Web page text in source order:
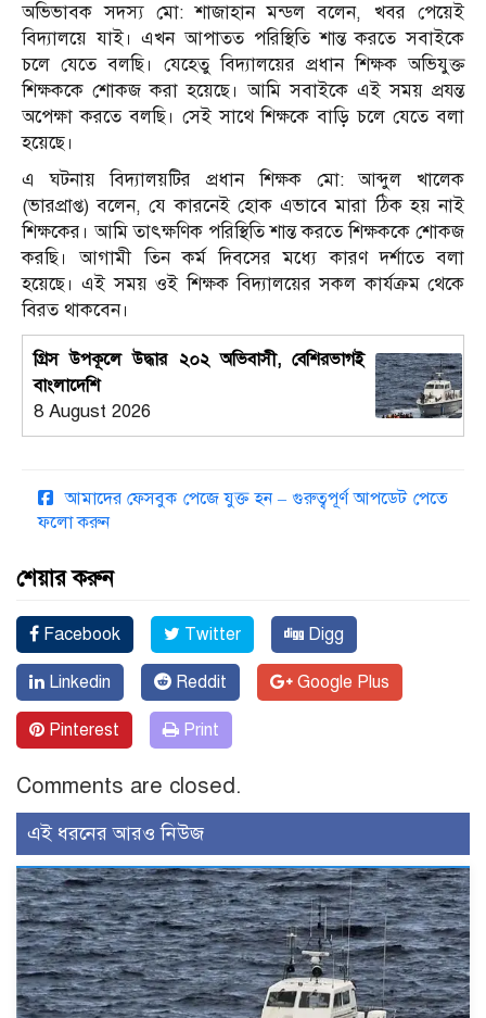
অভিভাবক সদস্য মো: শাজাহান মন্ডল বলেন, খবর পেয়েই
বিদ্যালয়ে যাই। এখন আপাতত পরিস্থিতি শান্ত করতে সবাইকে
চলে যেতে বলছি। যেহেতু বিদ্যালয়ের প্রধান শিক্ষক অভিযুক্ত
শিক্ষককে শোকজ করা হয়েছে। আমি সবাইকে এই সময় প্রযন্ত
অপেক্ষা করতে বলছি। সেই সাথে শিক্ষকে বাড়ি চলে যেতে বলা
হয়েছে।
এ ঘটনায় বিদ্যালয়টির প্রধান শিক্ষক মো: আব্দুল খালেক
(ভারপ্রাপ্ত) বলেন, যে কারনেই হোক এভাবে মারা ঠিক হয় নাই
শিক্ষকের। আমি তাৎক্ষণিক পরিস্থিতি শান্ত করতে শিক্ষককে শোকজ
করছি। আগামী তিন কর্ম দিবসের মধ্যে কারণ দর্শাতে বলা
হয়েছে। এই সময় ওই শিক্ষক বিদ্যালয়ের সকল কার্যক্রম থেকে
বিরত থাকবেন।
গ্রিস উপকূলে উদ্ধার ২০২ অভিবাসী, বেশিরভাগই
বাংলাদেশি
8 August 2026
আমাদের ফেসবুক পেজে যুক্ত হন – গুরুত্বপূর্ণ আপডেট পেতে
ফলো করুন
শেয়ার করুন
Facebook Twitter Digg
Linkedin Reddit Google Plus
Pinterest Print
Comments are closed.
এই ধরনের আরও নিউজ